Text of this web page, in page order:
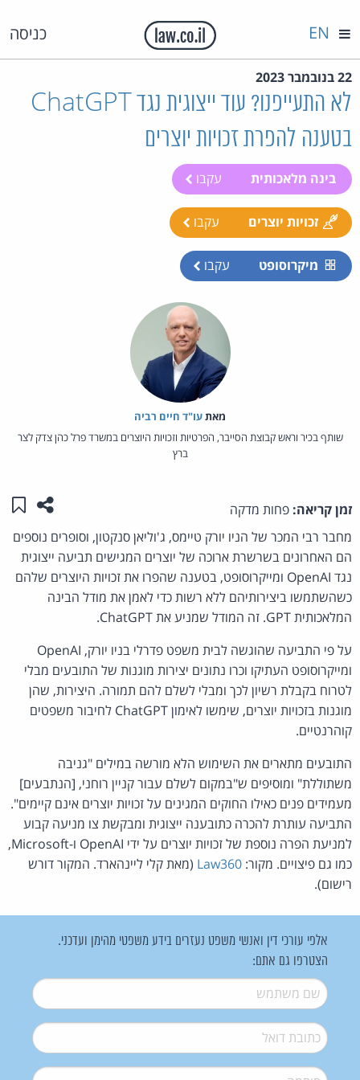
כניסה EN
22 בנובמבר 2023
לא התעייפנו? עוד ייצוגית נגד ChatGPT
בטענה להפרת זכויות יוצרים
בינה מלאכותית עקבו
זכויות יוצרים עקבו
מיקרוסופט עקבו
מאת‏עו"ד חיים רביה
שותף בכיר וראש קבוצת הסייבר, הפרטיות וזכויות היוצרים במשרד פרל כהן צדק לצר
ברץ
זמן קריאה: פחות מדקה שתפו
מחבר רבי המכר של הניו יורק טיימס, ג'וליאן סנקטון, וסופרים נוספים
הם האחרונים בשרשרת ארוכה של יוצרים המגישים תביעה ייצוגית
נגד OpenAI ומייקרוסופט, בטענה שהפרו את זכויות היוצרים שלהם
כשהשתמשו ביצירותיהם ללא רשות כדי לאמן את מודל הבינה
המלאכותית GPT. זה המודל שמניע את ChatGPT.
על פי התביעה שהוגשה לבית משפט פדרלי בניו יורק, OpenAI
ומייקרוסופט העתיקו וכרו נתונים יצירות מוגנות של התובעים מבלי
לטרוח בקבלת רשיון לכך ומבלי לשלם להם תמורה. היצירות, שהן
מוגנות בזכויות יוצרים, שימשו לאימון ChatGPT לחיבור משפטים
קוהרנטיים.
התובעים מתארים את השימוש הלא מורשה במילים "גניבה
משתוללת" ומוסיפים ש"במקום לשלם עבור קניין רוחני, [הנתבעים]
מעמידים פנים כאילו החוקים המגינים על זכויות יוצרים אינם קיימים".
התביעה עותרת להכרה כתובענה ייצוגית ומבקשת צו מניעה קבוע
למניעת הפרה נוספת של זכויות יוצרים על ידי OpenAI ו-Microsoft,
כמו גם פיצויים. מקור: Law360 (מאת קלי ליינהארד. המקור דורש
רישום).
אלפי עורכי דין ואנשי משפט נעזרים בידע משפטי מהימן ועדכני.
הצטרפו גם אתם:
שם משתמש*
דואל*
סיסמה*